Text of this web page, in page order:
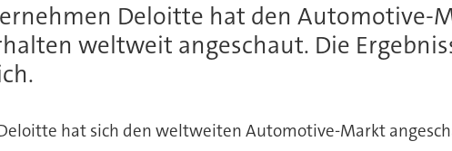
Deloitte hat den Automotive-
weltweit angeschaut. Die
hat sich den weltweiten Automotive-Markt